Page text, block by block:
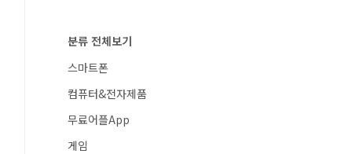
분류 전체보기
스마트폰
컴퓨터&전자제품
무료어플App
게임